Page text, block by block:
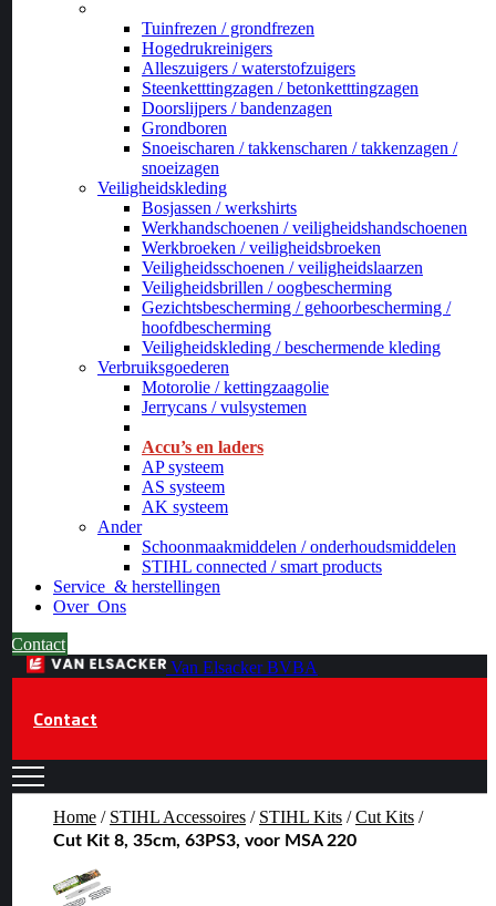
Tuinfrezen / grondfrezen
Hogedrukreinigers
Alleszuigers / waterstofzuigers
Steenketttingzagen / betonketttingzagen
Doorslijpers / bandenzagen
Grondboren
Snoeischaren / takkenscharen / takkenzagen /
snoeizagen
Veiligheidskleding
Bosjassen / werkshirts
Werkhandschoenen / veiligheidshandschoenen
Werkbroeken / veiligheidsbroeken
Veiligheidsschoenen / veiligheidslaarzen
Veiligheidsbrillen / oogbescherming
Gezichtsbescherming / gehoorbescherming /
hoofdbescherming
Veiligheidskleding / beschermende kleding
Verbruiksgoederen
Motorolie / kettingzaagolie
Jerrycans / vulsystemen
Accu’s en laders
AP systeem
AS systeem
AK systeem
Ander
Schoonmaakmiddelen / onderhoudsmiddelen
STIHL connected / smart products
Service & herstellingen
Over Ons
Contact
Van Elsacker BVBA
Contact
Home / STIHL Accessoires / STIHL Kits /Cut Kits /
Cut Kit 8, 35cm, 63PS3, voor MSA 220